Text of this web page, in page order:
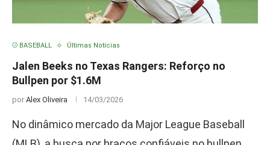
⚾ BASEBALL Últimas Notícias
Jalen Beeks no Texas Rangers: Reforço no
Bullpen por $1.6M
por Alex Oliveira 14/03/2026
No dinâmico mercado da Major League Baseball